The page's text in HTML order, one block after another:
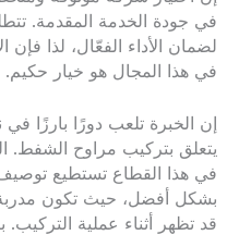
في جودة الخدمة المقدمة.
لضمان الأداء الفعّال، لذا
في هذا المجال هو خيار حكيم.
إن الخبرة تلعب دورًا بارزًا
يتعلق بتركيب مراوح الشفط.
في هذا القطاع تستطيع توصيف
بشكل أفضل، حيث تكون مدربة
قد تظهر أثناء عملية